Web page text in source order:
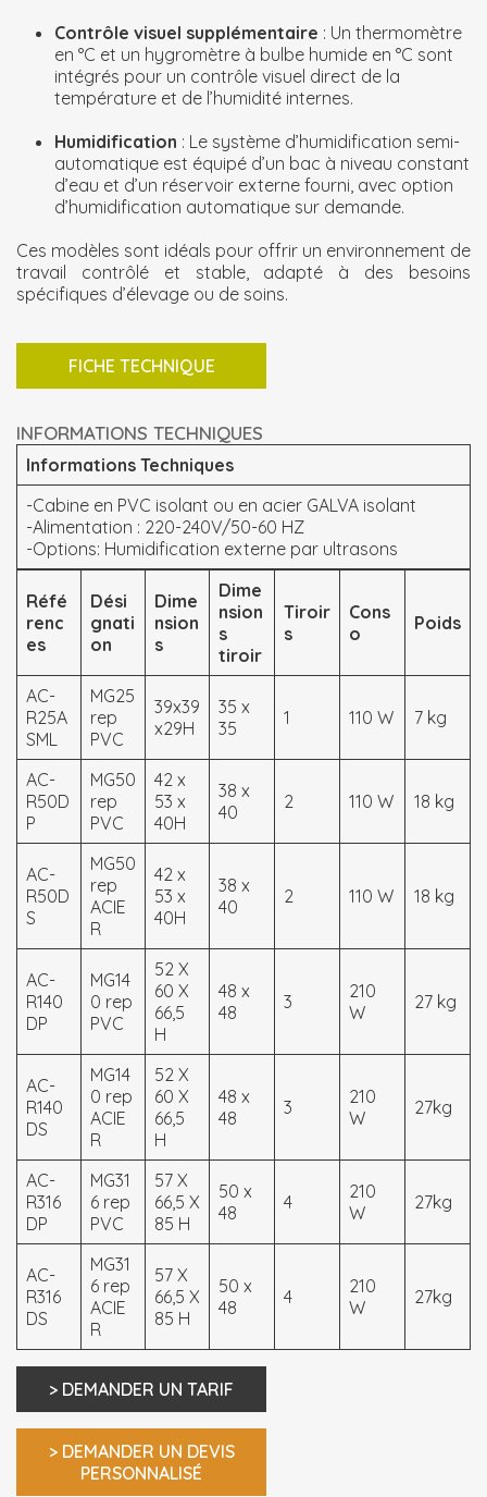
Contrôle visuel supplémentaire : Un thermomètre
en °C et un hygromètre à bulbe humide en °C sont
intégrés pour un contrôle visuel direct de la
température et de l’humidité internes.
Humidification : Le système d’humidification semi-
automatique est équipé d’un bac à niveau constant
d’eau et d’un réservoir externe fourni, avec option
d’humidification automatique sur demande.
Ces modèles sont idéals pour offrir un environnement de
travail contrôlé et stable, adapté à des besoins
spécifiques d’élevage ou de soins.
FICHE TECHNIQUE
INFORMATIONS TECHNIQUES
Informations Techniques
-Cabine en PVC isolant ou en acier GALVA isolant
-Alimentation : 220-240V/50-60 HZ
-Options: Humidification externe par ultrasons
Réfé
renc
es
Dési
gnati
on
Dime
nsion
s
Dime
nsion
s
tiroir
Tiroir
s
Cons
o
Poids
AC-
R25A
SML
MG25
rep
PVC
39x39
x29H
35 x
35
1 110 W 7 kg
AC-
R50D
P
MG50
rep
PVC
42 x
53 x
40H
38 x
40
2 110 W 18 kg
AC-
R50D
S
MG50
rep
ACIE
R
42 x
53 x
40H
38 x
40
2 110 W 18 kg
AC-
R140
DP
MG14
0 rep
PVC
52 X
60 X
66,5
H
48 x
48
3
210
W
27 kg
AC-
R140
DS
MG14
0 rep
ACIE
R
52 X
60 X
66,5
H
48 x
48
3
210
W
27kg
AC-
R316
DP
MG31
6 rep
PVC
57 X
66,5 X
85 H
50 x
48
4
210
W
27kg
AC-
R316
DS
MG31
6 rep
ACIE
R
57 X
66,5 X
85 H
50 x
48
4
210
W
27kg
> DEMANDER UN TARIF
> DEMANDER UN DEVIS
PERSONNALISÉ